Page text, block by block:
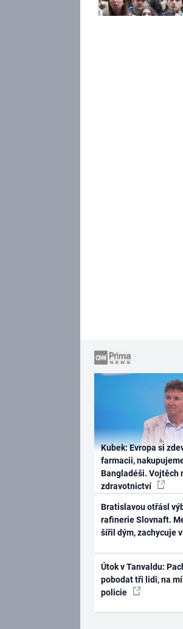
Kubek: Evropa si
farmacii,
Bangladéši. Vojtěch
zdravotnictví
Bratislavou otřásl
rafinerie Slovnaft.
šířil dým, zachycuje
Útok v Tanvaldu:
pobodat tři lidi, na
policie